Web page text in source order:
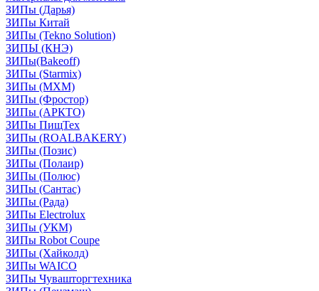
ЗИПы (Дарья)
ЗИПы Китай
ЗИПы (Tekno Solution)
ЗИПЫ (КНЭ)
ЗИПы(Bakeoff)
ЗИПы (Starmix)
ЗИПы (МХМ)
ЗИПы (Фростор)
ЗИПы (АРКТО)
ЗИПы ПищТех
ЗИПы (ROALBAKERY)
ЗИПы (Позис)
ЗИПы (Полаир)
ЗИПы (Полюс)
ЗИПы (Сантас)
ЗИПы (Рада)
ЗИПы Electrolux
ЗИПы (УКМ)
ЗИПы Robot Coupe
ЗИПы (Хайколд)
ЗИПы WAICO
ЗИПы Чувашторгтехника